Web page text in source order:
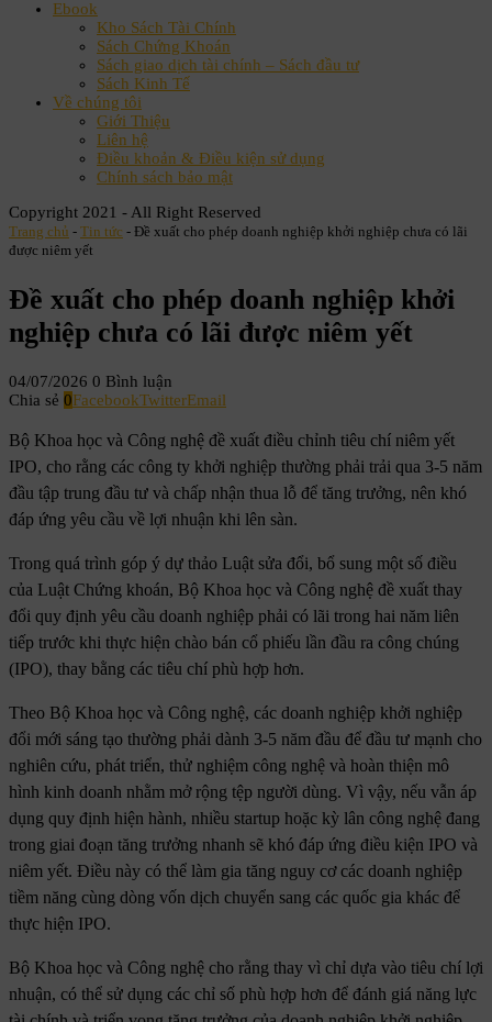
Ebook
Kho Sách Tài Chính
Sách Chứng Khoán
Sách giao dịch tài chính – Sách đầu tư
Sách Kinh Tế
Về chúng tôi
Giới Thiệu
Liên hệ
Điều khoản & Điều kiện sử dụng
Chính sách bảo mật
Copyright 2021 - All Right Reserved
Trang chủ - Tin tức - Đề xuất cho phép doanh nghiệp khởi nghiệp chưa có lãi
được niêm yết
Đề xuất cho phép doanh nghiệp khởi
nghiệp chưa có lãi được niêm yết
04/07/2026 0 Bình luận
Chia sẻ 0FacebookTwitterEmail
Bộ Khoa học và Công nghệ đề xuất điều chỉnh tiêu chí niêm yết
IPO, cho rằng các công ty khởi nghiệp thường phải trải qua 3-5 năm
đầu tập trung đầu tư và chấp nhận thua lỗ để tăng trưởng, nên khó
đáp ứng yêu cầu về lợi nhuận khi lên sàn.
Trong quá trình góp ý dự thảo Luật sửa đổi, bổ sung một số điều
của Luật Chứng khoán, Bộ Khoa học và Công nghệ đề xuất thay
đổi quy định yêu cầu doanh nghiệp phải có lãi trong hai năm liên
tiếp trước khi thực hiện chào bán cổ phiếu lần đầu ra công chúng
(IPO), thay bằng các tiêu chí phù hợp hơn.
Theo Bộ Khoa học và Công nghệ, các doanh nghiệp khởi nghiệp
đổi mới sáng tạo thường phải dành 3-5 năm đầu để đầu tư mạnh cho
nghiên cứu, phát triển, thử nghiệm công nghệ và hoàn thiện mô
hình kinh doanh nhằm mở rộng tệp người dùng. Vì vậy, nếu vẫn áp
dụng quy định hiện hành, nhiều startup hoặc kỳ lân công nghệ đang
trong giai đoạn tăng trưởng nhanh sẽ khó đáp ứng điều kiện IPO và
niêm yết. Điều này có thể làm gia tăng nguy cơ các doanh nghiệp
tiềm năng cùng dòng vốn dịch chuyển sang các quốc gia khác để
thực hiện IPO.
Bộ Khoa học và Công nghệ cho rằng thay vì chỉ dựa vào tiêu chí lợi
nhuận, có thể sử dụng các chỉ số phù hợp hơn để đánh giá năng lực